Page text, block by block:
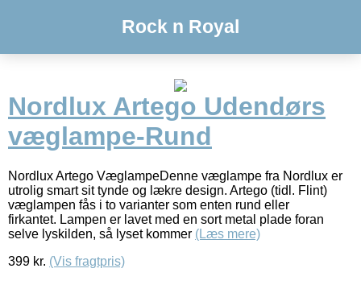
Rock n Royal
Nordlux Artego Udendørs
væglampe-Rund
Nordlux Artego VæglampeDenne væglampe fra Nordlux er
utrolig smart sit tynde og lækre design. Artego (tidl. Flint)
væglampen fås i to varianter som enten rund eller
firkantet. Lampen er lavet med en sort metal plade foran
selve lyskilden, så lyset kommer (Læs mere)
399 kr. (Vis fragtpris)